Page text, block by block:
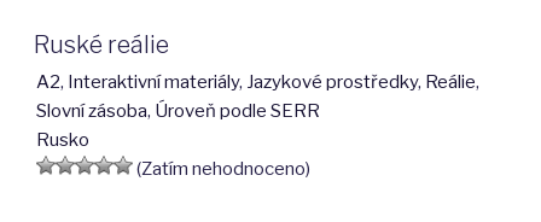
Ruské reálie
A2, Interaktivní materiály, Jazykové prostředky, Reálie,
Slovní zásoba, Úroveň podle SERR
Rusko
(Zatím nehodnoceno)